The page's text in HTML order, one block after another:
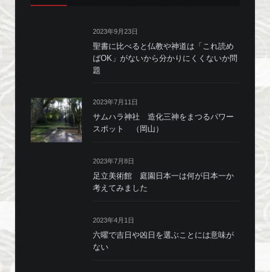
2023年9月23日
聖書に比べると仏教や神道は「これ読め
ばOK」がないから分かりにくくないか問
題
2023年7月11日
サムハラ神社 造化三神をまつるパワー
スポット （岡山）
2023年7月8日
足立美術館 庭園日本一は何が日本一か
考えてみました
2023年4月1日
六曜で吉日や凶日を選ぶことには意味が
ない